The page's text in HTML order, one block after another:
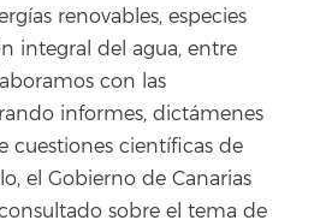
renovables, especies
integral del agua, entre
con las
informes, dictámenes
cuestiones científicas de
el Gobierno de Canarias
sobre el tema de